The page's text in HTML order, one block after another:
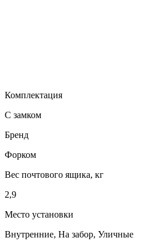
Комплектация
С замком
Бренд
Форком
Вес почтового ящика, кг
2,9
Место установки
Внутренние, На забор, Уличные